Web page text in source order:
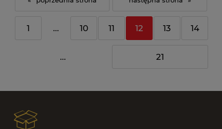
1 ... 10 11 12 13 14
... 21